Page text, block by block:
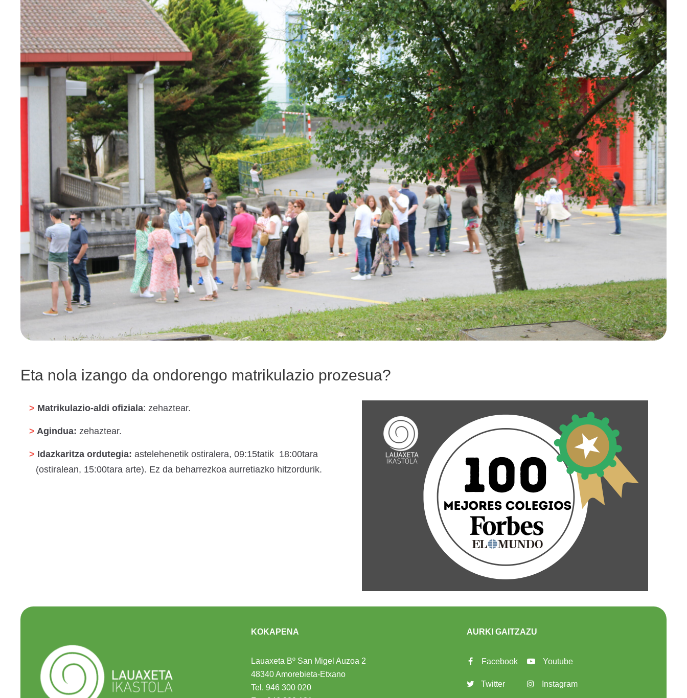
Eta nola izango da ondorengo matrikulazio prozesua?
Matrikulazio-aldi ofiziala: zehaztear.
Agindua: zehaztear.
Idazkaritza ordutegia: astelehenetik ostiralera, 09:15tatik 18:00tara
(ostiralean, 15:00tara arte). Ez da beharrezkoa aurretiazko hitzordurik.
KOKAPENA
Lauaxeta Bº San Migel Auzoa 2
48340 Amorebieta-Etxano
Tel.946 300 020
AURKI GAITZAZU
Facebook
Twitter
Youtube
Instagram